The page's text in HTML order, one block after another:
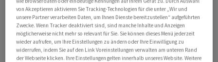
hiess es.
von Akzeptieren aktivieren Sie Tracking-Technologien für die unter „Wir und
unsere Partner verarbeiten Daten, um Ihnen Dienste bereitzustellen“ aufgeführten
Zwecke. Wenn Tracker deaktiviert sind, sind manche Inhalte und Anzeigen
möglicherweise nicht mehr so relevant für Sie. Sie können dieses Menü jederzeit
wieder aufrufen, um Ihre Einstellungen zu ändern oder Ihre Einwilligung zu
widerrufen, indem Sie auf den Link Voreinstellungen verwalten am unteren Rand
der Webseite klicken. Ihre Einstellungen gelten innerhalb unseres Website. Weitere